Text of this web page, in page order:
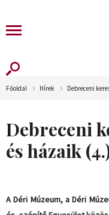
Főoldal Hírek Debreceni
Debreceni
és házaik
A Déri Múzeum, a Déri